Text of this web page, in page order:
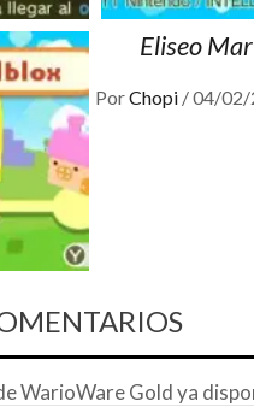
Eliseo
PorChopi /04/02/
WarioWare Gold ya